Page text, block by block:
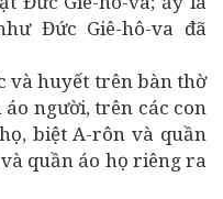
Đức Giê-hô-va đã
và huyết trên bàn thờ
người, trên các con
biệt A-rôn và quần
quần áo họ riêng ra